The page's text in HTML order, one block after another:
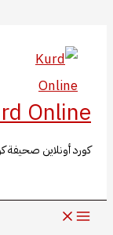
المحتوى
Online
كورد أونلاين صحيفة